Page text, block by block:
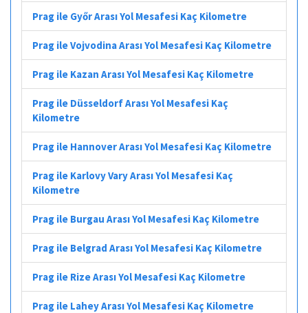
Prag ile Győr Arası Yol Mesafesi Kaç Kilometre
Prag ile Vojvodina Arası Yol Mesafesi Kaç Kilometre
Prag ile Kazan Arası Yol Mesafesi Kaç Kilometre
Prag ile Düsseldorf Arası Yol Mesafesi Kaç
Kilometre
Prag ile Hannover Arası Yol Mesafesi Kaç Kilometre
Prag ile Karlovy Vary Arası Yol Mesafesi Kaç
Kilometre
Prag ile Burgau Arası Yol Mesafesi Kaç Kilometre
Prag ile Belgrad Arası Yol Mesafesi Kaç Kilometre
Prag ile Rize Arası Yol Mesafesi Kaç Kilometre
Prag ile Lahey Arası Yol Mesafesi Kaç Kilometre